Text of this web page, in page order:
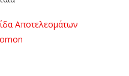
Αποτελεσμάτων